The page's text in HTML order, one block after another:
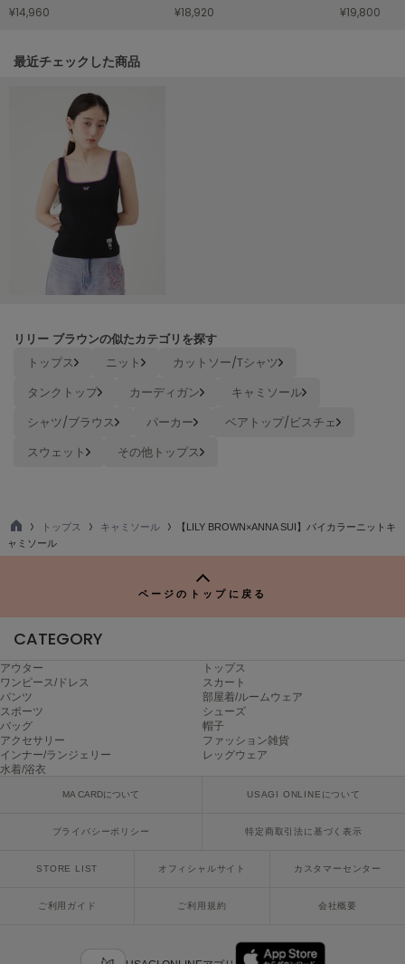
MICHU COQUETTE
ミチュ コケット
MIESROHE
miies miim
ミーエスミーム
Mila Owen
ミラオーウェン
MOIGE
モワージュ
NEW Balance
ニューバランス
nezu
NIKE
null.
On
Onitsuka Tiger
オニツカ タイガー
ORGUE
オルグ
PATRICK
¥14,960 ¥18,920 ¥19,800
関連記事
最近チェックした商品
リリー ブラウンの似たカテゴリを探す
トップス ニット
カットソー/Tシャツ
タンクトップ
カーディガン
キャミソール
シャツ/ブラウス
パーカー
ベアトップ/ビスチェ
スウェット
その他トップス
TO
P
トップス キャミソール
【LILY BROWN×ANNA SUI】バイカラーニットキ
ャミソール
ページのトップに戻る
CATEGORY
アウター
トップス
ワンピース/ドレス
スカート
パンツ
部屋着/ルームウェア
スポーツ
シューズ
バッグ
帽子
アクセサリー
ファッション雑貨
インナー/ランジェリー
レッグウェア
水着/浴衣
MA CARDについて USAGI ONLINEについて
プライバシーポリシー 特定商取引法に基づく表示
STORE LIST オフィシャルサイト カスタマーセンター
ご利用ガイド ご利用規約 会社概要